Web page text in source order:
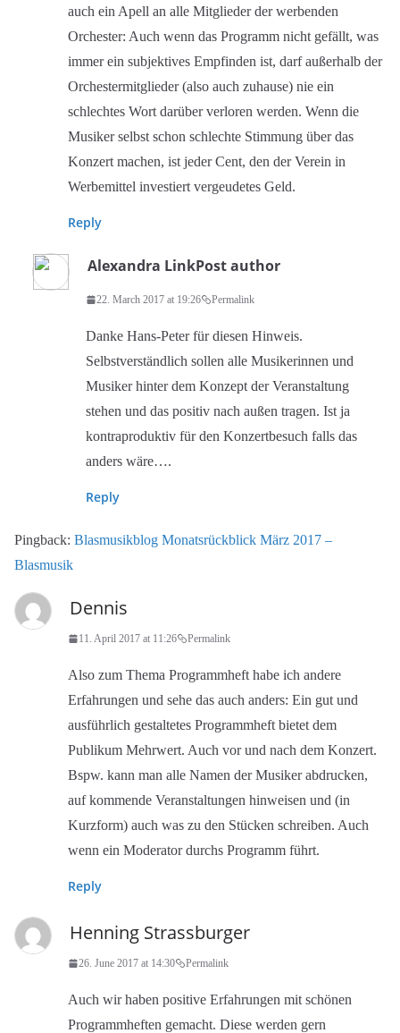
auch ein Apell an alle Mitglieder der werbenden
Orchester: Auch wenn das Programm nicht gefällt, was
immer ein subjektives Empfinden ist, darf außerhalb der
Orchestermitglieder (also auch zuhause) nie ein
schlechtes Wort darüber verloren werden. Wenn die
Musiker selbst schon schlechte Stimmung über das
Konzert machen, ist jeder Cent, den der Verein in
Werbemittel investiert vergeudetes Geld.
Reply
Alexandra LinkPost author
22. March 2017 at 19:26 Permalink
Danke Hans-Peter für diesen Hinweis.
Selbstverständlich sollen alle Musikerinnen und
Musiker hinter dem Konzept der Veranstaltung
stehen und das positiv nach außen tragen. Ist ja
kontraproduktiv für den Konzertbesuch falls das
anders wäre….
Reply
Pingback: Blasmusikblog Monatsrückblick März 2017 –
Blasmusik
Dennis
11. April 2017 at 11:26 Permalink
Also zum Thema Programmheft habe ich andere
Erfahrungen und sehe das auch anders: Ein gut und
ausführlich gestaltetes Programmheft bietet dem
Publikum Mehrwert. Auch vor und nach dem Konzert.
Bspw. kann man alle Namen der Musiker abdrucken,
auf kommende Veranstaltungen hinweisen und (in
Kurzform) auch was zu den Stücken schreiben. Auch
wenn ein Moderator durchs Programm führt.
Reply
Henning Strassburger
26. June 2017 at 14:30 Permalink
Auch wir haben positive Erfahrungen mit schönen
Programmheften gemacht. Diese werden gern